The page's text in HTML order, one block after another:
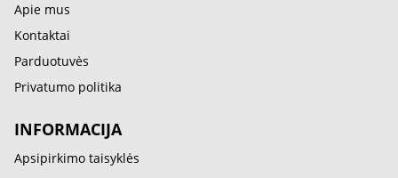
Apie mus
Kontaktai
Parduotuvės
Privatumo politika
INFORMACIJA
Apsipirkimo taisyklės